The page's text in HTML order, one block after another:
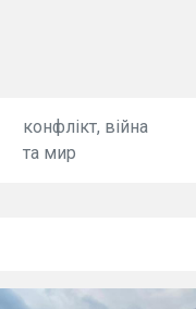
конфлікт, війна
та мир